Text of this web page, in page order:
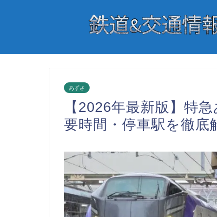
あずさ
【2026年最新版】特
要時間・停車駅を徹底